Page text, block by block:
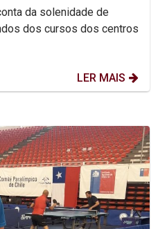
da solenidade de
dos cursos dos centros
LER MAIS